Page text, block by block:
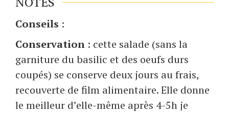
Conseils :
Conservation : cette salade (sans la
garniture du basilic et des oeufs durs
coupés) se conserve deux jours au frais,
recouverte de film alimentaire. Elle donne
le meilleur d’elle-même après 4-5h je